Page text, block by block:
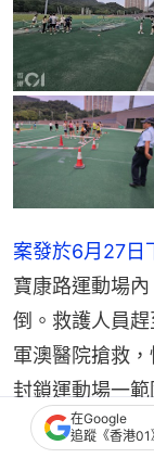
案發於6月27日
寶康路運動場
倒。救護人員
軍澳醫院搶救
封鎖運動場一範
現場消息指，
在Google
追蹤《香港01